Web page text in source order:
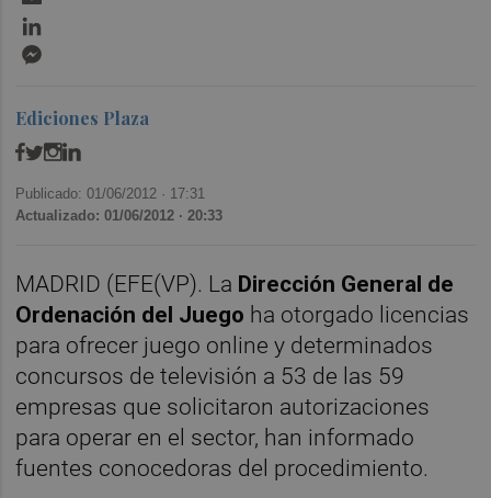
Ediciones Plaza
Publicado: 01/06/2012 · 17:31
Actualizado: 01/06/2012 · 20:33
MADRID (EFE(VP). La Dirección General de
Ordenación del Juego ha otorgado licencias
para ofrecer juego online y determinados
concursos de televisión a 53 de las 59
empresas que solicitaron autorizaciones
para operar en el sector, han informado
fuentes conocedoras del procedimiento.